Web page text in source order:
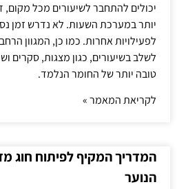
יכולים להתחבר לשיעורים מכל
יותר במערכת השעות. לא נדרש זמן
לפעילויות אחרות. כמו כן, המגוון
לשלב בשיעורים, כגון מצגות, סקרים
טובה יותר של החומר הנלמד.
לקריאת המאמר »
המדריך המקיף לפיתוח חוג
הנוער